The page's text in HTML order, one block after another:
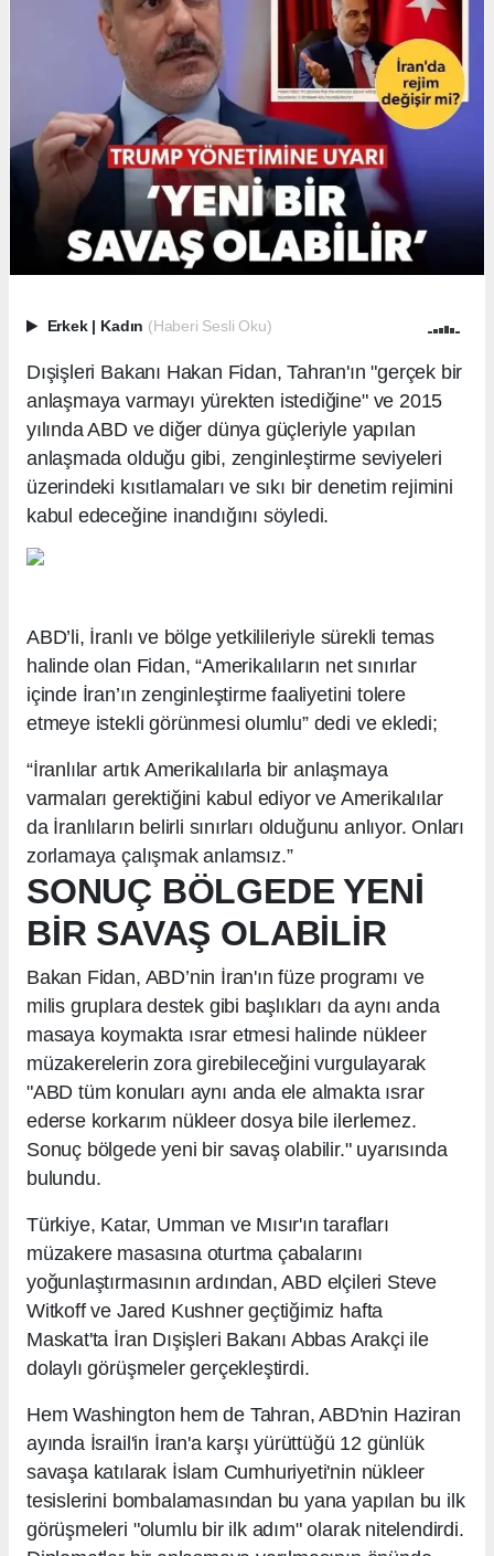
Erkek Kadın (Haberi Sesli Oku)
Dışişleri Bakanı Hakan Fidan, Tahran'ın "gerçek bir
anlaşmaya varmayı yürekten istediğine" ve 2015
yılında ABD ve diğer dünya güçleriyle yapılan
anlaşmada olduğu gibi, zenginleştirme seviyeleri
üzerindeki kısıtlamaları ve sıkı bir denetim rejimini
kabul edeceğine inandığını söyledi.
ABD’li, İranlı ve bölge yetkilileriyle sürekli temas
halinde olan Fidan, “Amerikalıların net sınırlar
içinde İran’ın zenginleştirme faaliyetini tolere
etmeye istekli görünmesi olumlu” dedi ve ekledi;
“İranlılar artık Amerikalılarla bir anlaşmaya
varmaları gerektiğini kabul ediyor ve Amerikalılar
da İranlıların belirli sınırları olduğunu anlıyor. Onları
zorlamaya çalışmak anlamsız.”
SONUÇ BÖLGEDE YENİ
BİR SAVAŞ OLABİLİR
Bakan Fidan, ABD’nin İran'ın füze programı ve
milis gruplara destek gibi başlıkları da aynı anda
masaya koymakta ısrar etmesi halinde nükleer
müzakerelerin zora girebileceğini vurgulayarak
"ABD tüm konuları aynı anda ele almakta ısrar
ederse korkarım nükleer dosya bile ilerlemez.
Sonuç bölgede yeni bir savaş olabilir." uyarısında
bulundu.
Türkiye, Katar, Umman ve Mısır'ın tarafları
müzakere masasına oturtma çabalarını
yoğunlaştırmasının ardından, ABD elçileri Steve
Witkoff ve Jared Kushner geçtiğimiz hafta
Maskat'ta İran Dışişleri Bakanı Abbas Arakçi ile
dolaylı görüşmeler gerçekleştirdi.
Hem Washington hem de Tahran, ABD'nin Haziran
ayında İsrail'in İran'a karşı yürüttüğü 12 günlük
savaşa katılarak İslam Cumhuriyeti'nin nükleer
tesislerini bombalamasından bu yana yapılan bu ilk
görüşmeleri "olumlu bir ilk adım" olarak nitelendirdi.